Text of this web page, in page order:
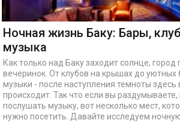
Ночная жизнь Баку: Бары,
музыка
Как только над Баку заходит солнце,
вечеринок. От клубов на крышах до уютных
музыки - после наступления темноты здесь
происходит. Так что если вы
послушать музыку, вот несколько мест,
нужно посетить. Давайте исследуем